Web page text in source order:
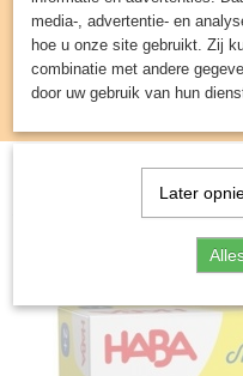
Inloggen Registreren
Spellen &
media-, advertentie- en
hoe u onze site gebruikt. Zij
combinatie met andere
door uw gebruik van hun
Later